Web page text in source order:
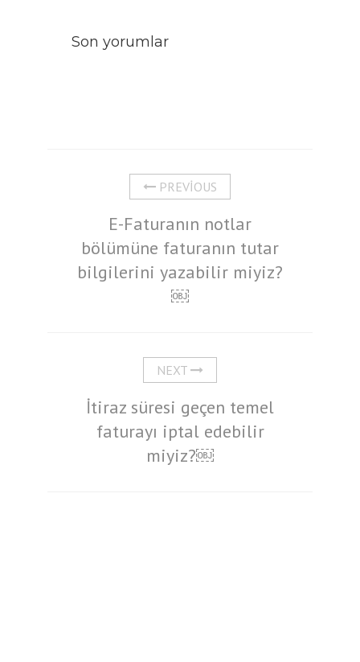
Son yorumlar
PREVIOUS
E-Faturanın notlar
bölümüne faturanın tutar
bilgilerini yazabilir miyiz?
￼
NEXT
İtiraz süresi geçen temel
faturayı iptal edebilir
miyiz?￼